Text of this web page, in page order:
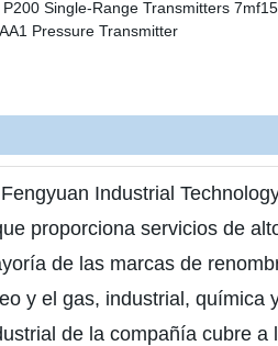
Industrial
proporciona servicios de
de las marcas de
y el gas, industrial, química
de la compañía cubre